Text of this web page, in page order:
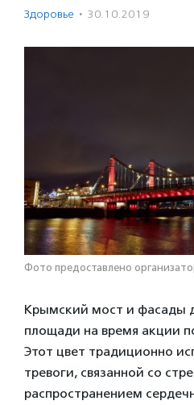
Здоровье · 30.10.2019
Фото предоставлено
Крымский мост и фасады
площади на время акции
Этот цвет традиционно
тревоги, связанной со
распространением